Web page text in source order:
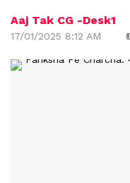
Aaj Tak CG -Desk1
17/01/2025 8:12 AM